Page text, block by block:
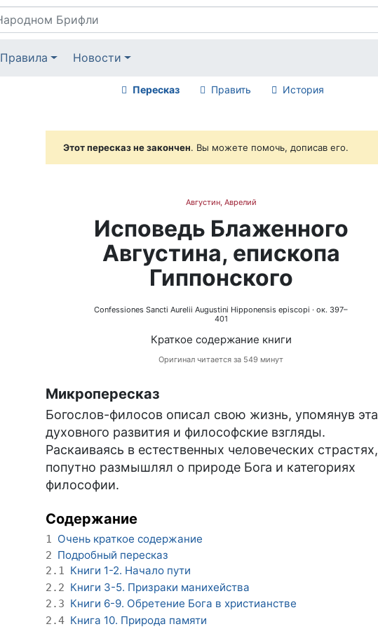
Правила Новости
Пересказ Править История
Этот пересказ не закончен. Вы можете помочь, дописав его.
Августин, Аврелий
Исповедь Блаженного
Августина, епископа
Гиппонского
Confessiones Sancti Aurelii Augustini Hipponensis episcopi · ок. 397–
401
Краткое содержание книги
Оригинал читается за 549 минут
Микропересказ
Богослов-филосов описал свою жизнь, упомянув
духовного развития и философские взгляды.
Раскаиваясь в естественных человеческих страстях,
попутно размышлял о природе Бога и категориях
философии.
Содержание
1 Очень краткое содержание
2 Подробный пересказ
2.1 Книги 1-2. Начало пути
2.2 Книги 3-5. Призраки манихейства
2.3 Книги 6-9. Обретение Бога в христианстве
2.4 Книга 10. Природа памяти